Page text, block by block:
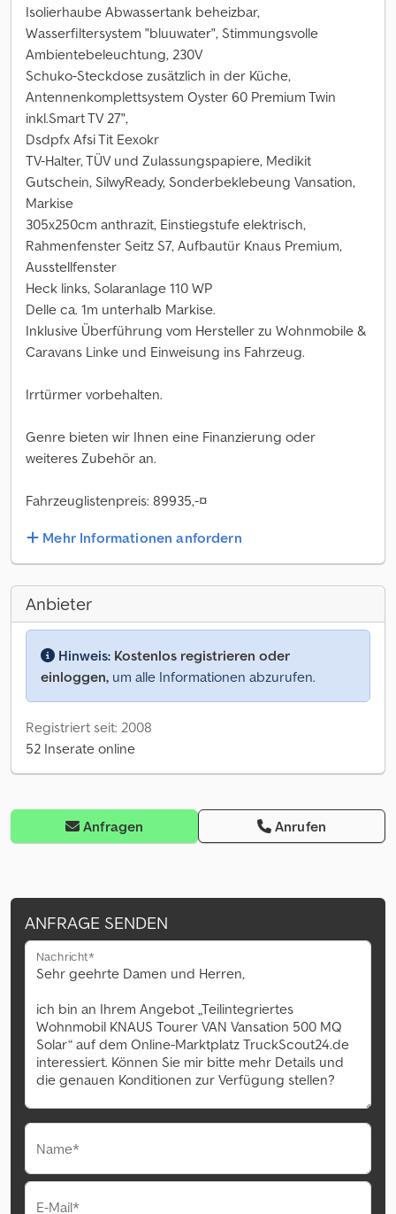
Isolierhaube Abwassertank beheizbar,
Wasserfiltersystem "bluuwater", Stimmungsvolle
Ambientebeleuchtung, 230V
Schuko-Steckdose zusätzlich in der Küche,
Antennenkomplettsystem Oyster 60 Premium Twin
inkl.Smart TV 27",
Dsdpfx Afsi Tit Eexokr
TV-Halter, TÜV und Zulassungspapiere, Medikit
Gutschein, SilwyReady, Sonderbeklebeung Vansation,
Markise
305x250cm anthrazit, Einstiegstufe elektrisch,
Rahmenfenster Seitz S7, Aufbautür Knaus Premium,
Ausstellfenster
Heck links, Solaranlage 110 WP
Delle ca. 1m unterhalb Markise.
Inklusive Überführung vom Hersteller zu Wohnmobile &
Caravans Linke und Einweisung ins Fahrzeug.
Irrtürmer vorbehalten.
Genre bieten wir Ihnen eine Finanzierung oder
weiteres Zubehör an.
Fahrzeuglistenpreis: 89935,-¤
Mehr Informationen anfordern
Anbieter
Hinweis: Kostenlos registrieren oder
einloggen, um alle Informationen abzurufen.
Registriert seit: 2008
52 Inserate online
Anfragen Anrufen
ANFRAGE SENDEN
Nachricht*
Name*
E-Mail*